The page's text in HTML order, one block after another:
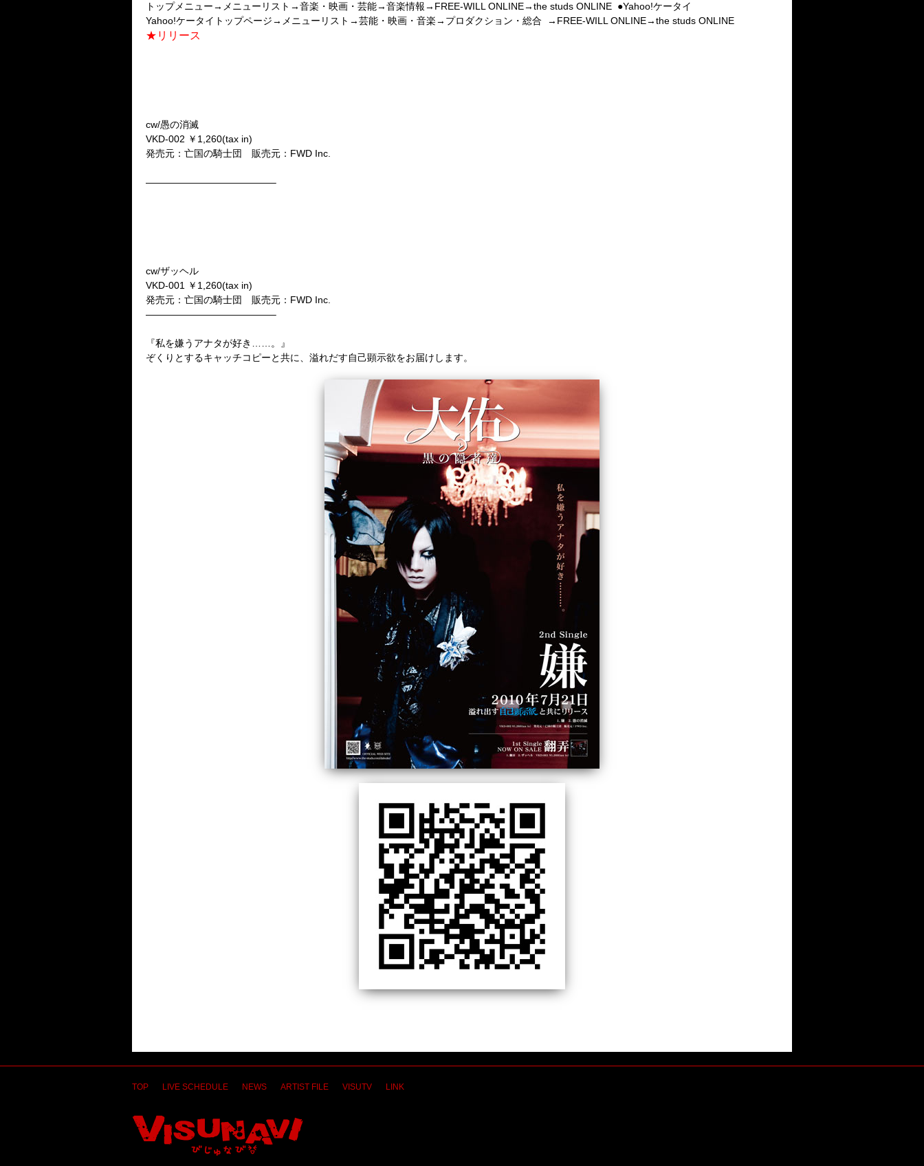
トップメニュー→メニューリスト→音楽・映画・芸能→音楽情報→FREE-WILL ONLINE→the studs ONLINE ●Yahoo!ケータイ
Yahoo!ケータイトップページ→メニューリスト→芸能・映画・音楽→プロダクション・総合 →FREE-WILL ONLINE→the studs ONLINE
★リリース
cw/愚の消滅
VKD-002 ￥1,260(tax in)
発売元：亡国の騎士団 販売元：FWD Inc.
—————————————–
cw/ザッヘル
VKD-001 ￥1,260(tax in)
発売元：亡国の騎士団 販売元：FWD Inc.
—————————————–
『私を嫌うアナタが好き……。』
ぞくりとするキャッチコピーと共に、溢れだす自己顕示欲をお届けします。
TOP LIVE SCHEDULE NEWS ARTIST FILE VISUTV LINK